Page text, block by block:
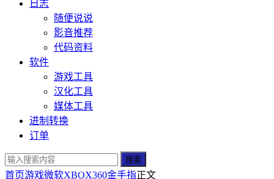
日志
随便说说
影音推荐
代码资料
软件
游戏工具
汉化工具
媒体工具
进制转换
订单
搜索
首页游戏微软XBOX360金手指正文